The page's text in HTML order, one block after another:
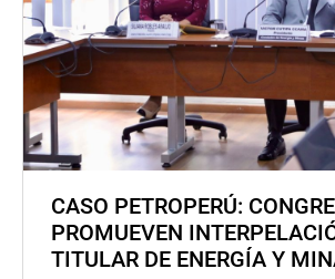
CASO PETROPERÚ:
PROMUEVEN
TITULAR DE ENERGÍA Y